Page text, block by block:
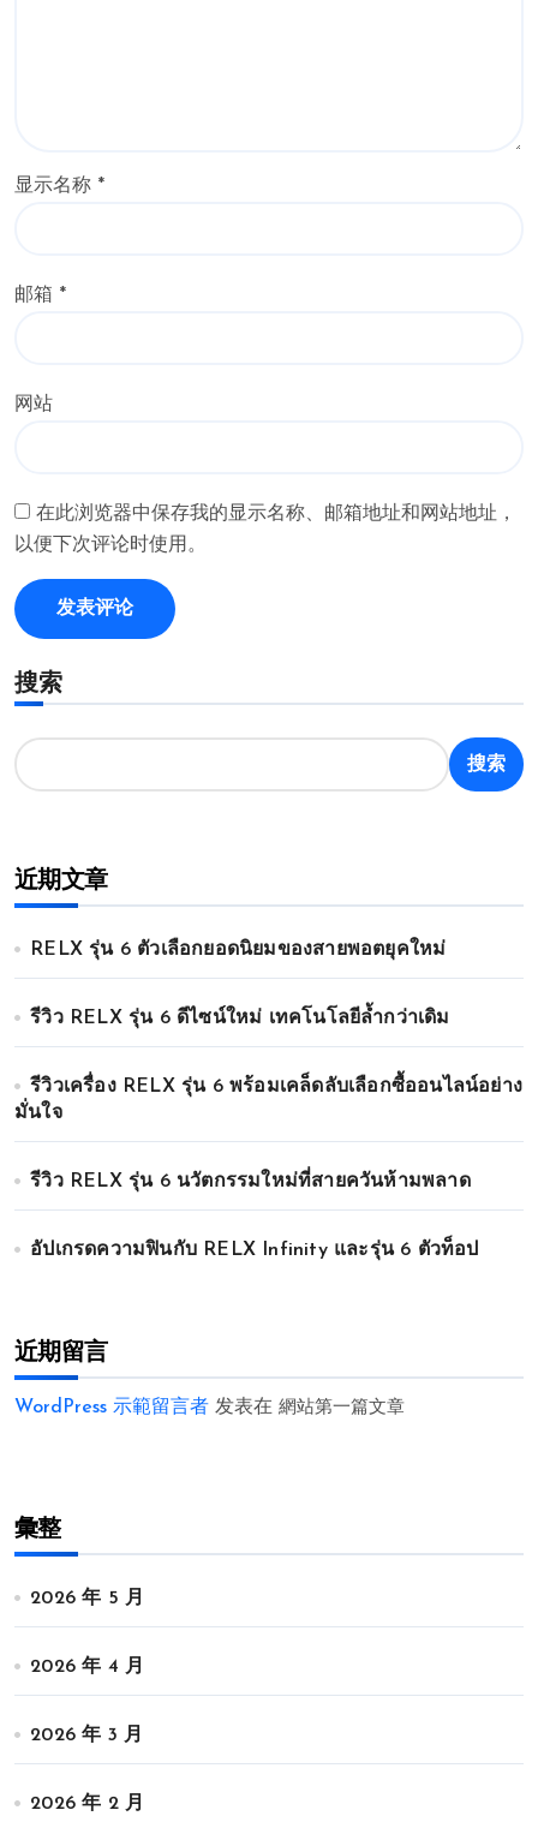
显示名称 *
邮箱 *
网站
在此浏览器中保存我的显示名称、邮箱地址和网站地址，
以便下次评论时使用。
搜索
搜索
近期文章
RELX รุ่น 6 ตัวเลือกยอดนิยมของสายพอตยุคใหม่
รีวิว RELX รุ่น 6 ดีไซน์ใหม่ เทคโนโลยีล้ำกว่าเดิม
รีวิวเครื่อง RELX รุ่น 6 พร้อมเคล็ดลับเลือกซื้ออนไลน์อย่าง
มั่นใจ
รีวิว RELX รุ่น 6 นวัตกรรมใหม่ที่สายควันห้ามพลาด
อัปเกรดความฟินกับ RELX Infinity และรุ่น 6 ตัวท็อป
近期留言
WordPress 示範留言者 发表在 網站第一篇文章
彙整
2026 年 5 月
2026 年 4 月
2026 年 3 月
2026 年 2 月